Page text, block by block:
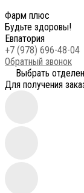
Фарм плюс
Будьте здоровы!
Евпатория
+7 (978) 696-48-04
Обратный звонок
Выбрать
Для получения